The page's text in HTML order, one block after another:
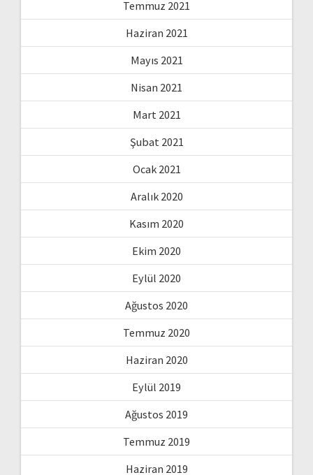
Temmuz 2021
Haziran 2021
Mayıs 2021
Nisan 2021
Mart 2021
Şubat 2021
Ocak 2021
Aralık 2020
Kasım 2020
Ekim 2020
Eylül 2020
Ağustos 2020
Temmuz 2020
Haziran 2020
Eylül 2019
Ağustos 2019
Temmuz 2019
Haziran 2019